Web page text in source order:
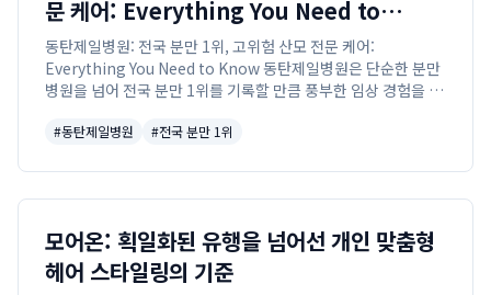
문 케어: Everything You Need to
Know
동탄제일병원: 전국 분만 1위, 고위험 산모 전문 케어:
Everything You Need to Know 동탄제일병원은 단순한 분만
병원을 넘어 전국 분만 1위를 기록할 만큼 풍부한 임상 경험을 바
집도하며...
#동탄제일병원 #전국 분만 1위
모어온: 획일화된 유행을 넘어선 개인 맞춤형
헤어 스타일링의 기준